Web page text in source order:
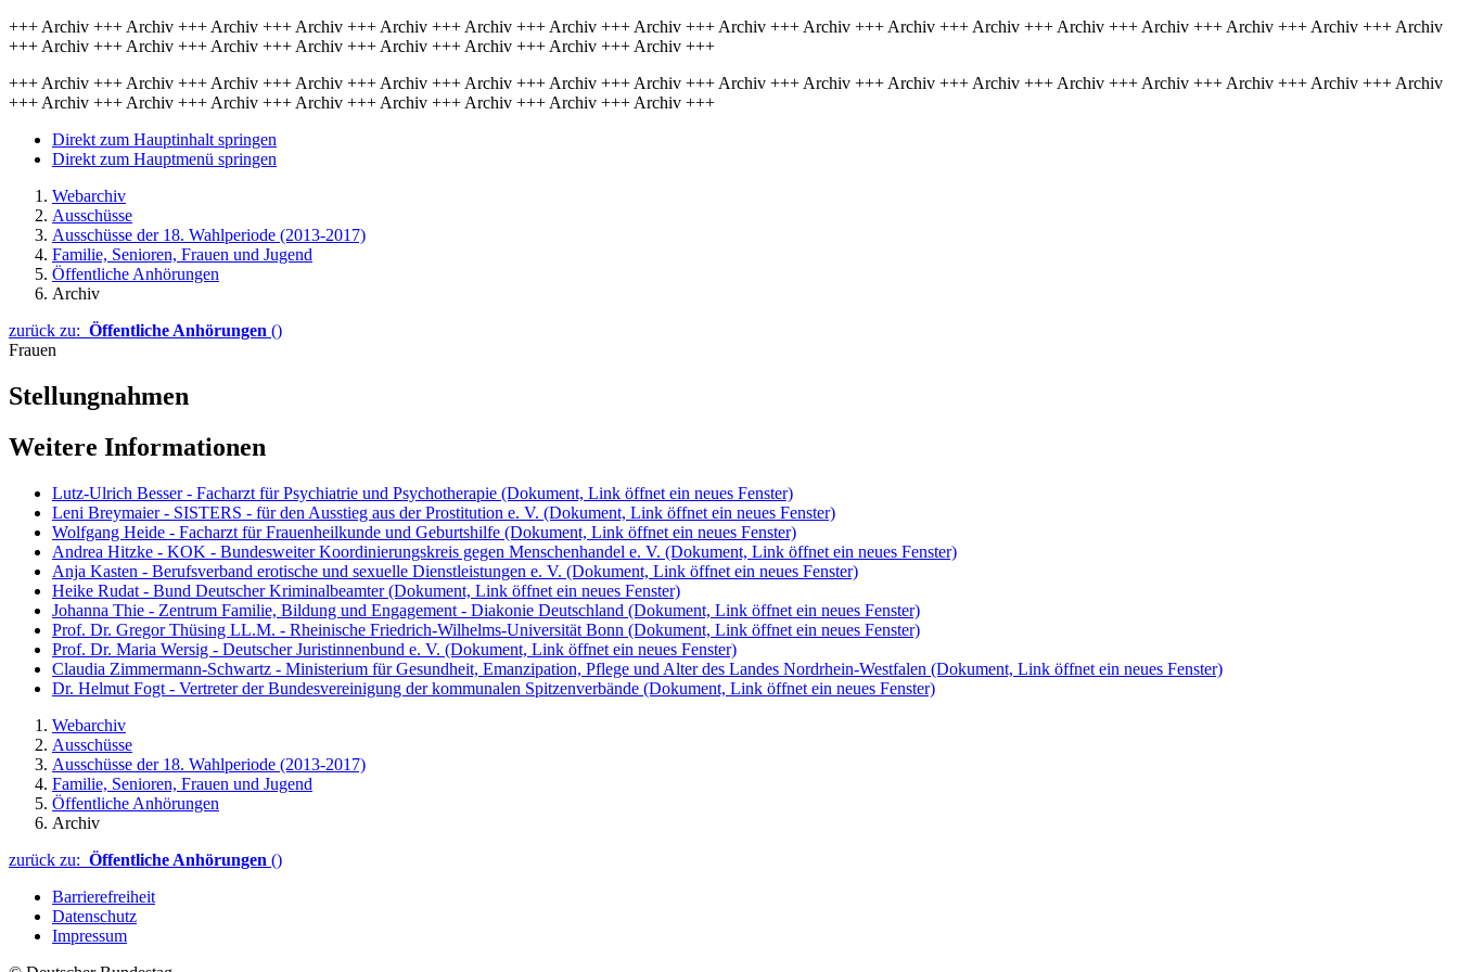
+++ Archiv +++ Archiv +++ Archiv +++ Archiv +++ Archiv +++ Archiv +++ Archiv +++ Archiv +++ Archiv +++ Archiv +++ Archiv +++ Archiv +++ Archiv +++ Archiv +++ Archiv +++ Archiv +++ Archiv
+++ Archiv +++ Archiv +++ Archiv +++ Archiv +++ Archiv +++ Archiv +++ Archiv +++ Archiv +++
+++ Archiv +++ Archiv +++ Archiv +++ Archiv +++ Archiv +++ Archiv +++ Archiv +++ Archiv +++ Archiv +++ Archiv +++ Archiv +++ Archiv +++ Archiv +++ Archiv +++ Archiv +++ Archiv +++ Archiv
+++ Archiv +++ Archiv +++ Archiv +++ Archiv +++ Archiv +++ Archiv +++ Archiv +++ Archiv +++
Direkt zum Hauptinhalt springen
Direkt zum Hauptmenü springen
Webarchiv
Ausschüsse
Ausschüsse der 18. Wahlperiode (2013-2017)
Familie, Senioren, Frauen und Jugend
Öffentliche Anhörungen
Archiv
zurück zu: Öffentliche Anhörungen ()
Frauen
Stellungnahmen
Weitere Informationen
Lutz-Ulrich Besser - Facharzt für Psychiatrie und Psychotherapie (Dokument, Link öffnet ein neues Fenster)
Leni Breymaier - SISTERS - für den Ausstieg aus der Prostitution e. V. (Dokument, Link öffnet ein neues Fenster)
Wolfgang Heide - Facharzt für Frauenheilkunde und Geburtshilfe (Dokument, Link öffnet ein neues Fenster)
Andrea Hitzke - KOK - Bundesweiter Koordinierungskreis gegen Menschenhandel e. V. (Dokument, Link öffnet ein neues Fenster)
Anja Kasten - Berufsverband erotische und sexuelle Dienstleistungen e. V. (Dokument, Link öffnet ein neues Fenster)
Heike Rudat - Bund Deutscher Kriminalbeamter(Dokument, Link öffnet ein neues Fenster)
Johanna Thie - Zentrum Familie, Bildung und Engagement - Diakonie Deutschland (Dokument, Link öffnet ein neues Fenster)
Prof. Dr. Gregor Thüsing LL.M. - Rheinische Friedrich-Wilhelms-Universität Bonn (Dokument, Link öffnet ein neues Fenster)
Prof. Dr. Maria Wersig - Deutscher Juristinnenbund e. V. (Dokument, Link öffnet ein neues Fenster)
Claudia Zimmermann-Schwartz - Ministerium für Gesundheit, Emanzipation, Pflege und Alter des Landes Nordrhein-Westfalen (Dokument, Link öffnet ein neues Fenster)
Dr. Helmut Fogt - Vertreter der Bundesvereinigung der kommunalen Spitzenverbände (Dokument, Link öffnet ein neues Fenster)
Webarchiv
Ausschüsse
Ausschüsse der 18. Wahlperiode (2013-2017)
Familie, Senioren, Frauen und Jugend
Öffentliche Anhörungen
Archiv
zurück zu: Öffentliche Anhörungen ()
Barrierefreiheit
Datenschutz
Impressum